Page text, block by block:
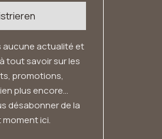
aucune actualité et
tout savoir sur les
promotions,
plus encore...
désabonner de la
ici.